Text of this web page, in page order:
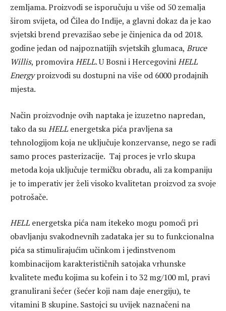
zemljama. Proizvodi se isporučuju u više od 50 zemalja
širom svijeta, od Čilea do Indije, a glavni dokaz da je kao
svjetski brend prevazišao sebe je činjenica da od 2018.
godine jedan od najpoznatijih svjetskih glumaca, Bruce
Willis, promoviraHELL. U Bosni i HercegoviniHELL
Energyproizvodi su dostupni na više od 6000 prodajnih
mjesta.
Način proizvodnje ovih naptaka je izuzetno napredan,
tako da suHELL energetska pića pravljena sa
tehnologijom koja ne uključuje konzervanse, nego se radi
samo proces pasterizacije. Taj proces je vrlo skupa
metoda koja uključuje termičku obradu, ali za kompaniju
je to imperativ jer želi visoko kvalitetan proizvod za svoje
potrošače.
HELL energetska pića nam itekeko mogu pomoći pri
obavljanju svakodnevnih zadataka jer su to funkcionalna
pića sa stimulirajućim učinkom i jedinstvenom
kombinacijom karakterističnih satojaka vrhunske
kvalitete među kojima su kofein i to 32 mg/100 ml, pravi
granulirani šećer (šećer koji nam daje energiju), te
vitamini B skupine. Sastojci su uvijek naznačeni na